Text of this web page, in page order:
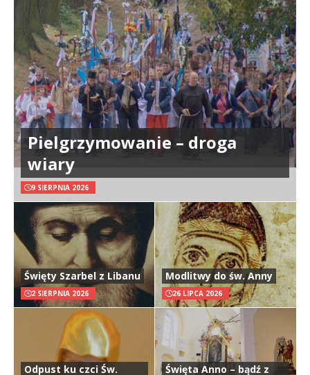
Pielgrzymowanie – droga
wiary
9 SIERPNIA 2026
Święty Szarbel z Libanu
2 SIERPNIA 2026
Modlitwy do św. Anny
26 LIPCA 2026
Odpust ku czci Św.
Święta Anno – bądź z